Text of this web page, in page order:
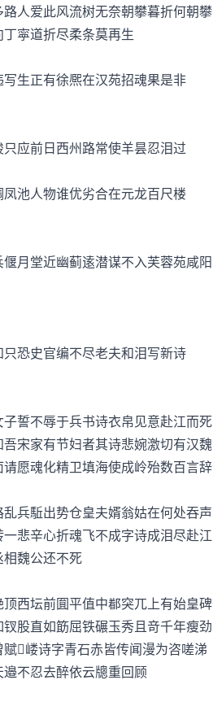
人爱此风流树无奈朝攀暮折何朝攀
寜道折尽柔条莫再生
生正有徐熈在汉苑招魂果是非
应前日西州路常使羊昙忍泪过
池人物谁优劣合在元龙百尺楼
月堂近幽蓟逺潜谋不入芙蓉苑咸阳
恐史官编不尽老夫和泪写新诗
誓不辱于兵书诗衣帛见意赴江而死
宋家有节妇者其诗悲婉激切有汉魏
愿魂化精卫填海使成岭殆数百言辞
兵駈出势仓皇夫婿翁姑在何处吞声
悲辛心折魂飞不成字诗成泪尽赴江
魏公还不死
西坛前圎平值中突兀上有始皇碑
股直如筯屈铁碾玉秀且竒千年瘦劲
嵝诗字青石赤皆传闻漫为咨嗟涕
不忍去醉依云牕重回顾